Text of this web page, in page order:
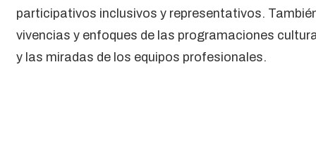
participativos inclusivos y representativos.
vivencias y enfoques de las programaciones
y las miradas de los equipos profesionales.